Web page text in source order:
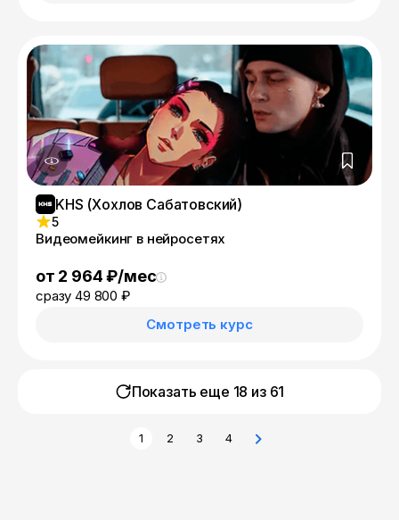
KHS (Хохлов Сабатовский)
5
Видеомейкинг в нейросетях
от 2 964 ₽/мес
сразу 49 800 ₽
Смотреть курс
Показать еще 18 из 61
1 2 3 4